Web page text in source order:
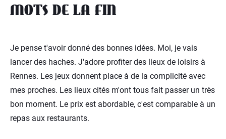
MOTS DE LA FIN
Je pense t'avoir donné des bonnes idées. Moi, je vais
lancer des haches. J'adore profiter des lieux de loisirs à
Rennes. Les jeux donnent place à de la complicité avec
mes proches. Les lieux cités m'ont tous fait passer un très
bon moment. Le prix est abordable, c'est comparable à un
repas aux restaurants.